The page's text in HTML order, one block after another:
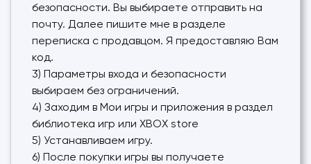
безопасности. Вы выбираете отправить на
почту. Далее пишите мне в разделе
переписка с продавцом. Я предоставляю Вам
код.
3) Параметры входа и безопасности
выбираем без ограничений.
4) Заходим в Мои игры и приложения в раздел
библиотека игр или XBOX store
5) Устанавливаем игру.
6) После покупки игры вы получаете